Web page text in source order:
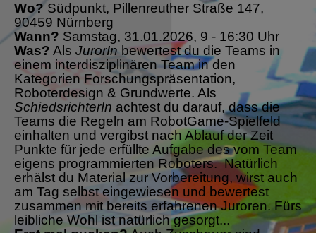
Wo?Südpunkt, Pillenreuther Straße 147,
90459 Nürnberg
Wann? Samstag, 31.01.2026, 9 - 16:30 Uhr
Was? Als JurorIn bewertest du die Teams in
einem interdisziplinären Team in den
Kategorien Forschungspräsentation,
Roboterdesign & Grundwerte. Als
SchiedsrichterIn achtest du darauf, dass die
Teams die Regeln am RobotGame-Spielfeld
einhalten und vergibst nach Ablauf der Zeit
Punkte für jede erfüllte Aufgabe des vom Team
eigens programmierten Roboters. Natürlich
erhälst du Material zur Vorbereitung, wirst auch
am Tag selbst eingewiesen und bewertest
zusammen mit bereits erfahrenen Juroren. Fürs
leibliche Wohl ist natürlich gesorgt...